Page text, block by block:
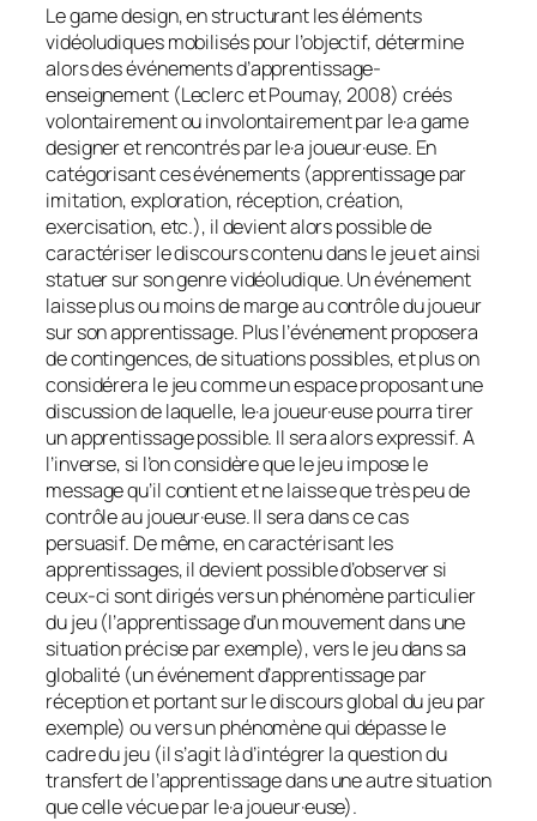
Legame design, en structurant les éléments
vidéoludiques mobilisés pour l’objectif, détermine
alors des événements d’apprentissage-
enseignement (Leclerc et Poumay, 2008) créés
volontairement ou involontairement par le·agame
designeret rencontrés par le·a joueur·euse. En
catégorisant ces événements (apprentissage par
imitation, exploration, réception, création,
exercisation, etc.), il devient alors possible de
caractériser le discours contenu dans le jeu et ainsi
statuer sur son genre vidéoludique. Un événement
laisse plus ou moins de marge au contrôle du joueur
sur son apprentissage. Plus l’événement proposera
de contingences, de situations possibles, et plus on
considérera le jeu comme un espace proposant une
discussion de laquelle, le·a joueur·euse pourra tirer
un apprentissage possible. Il sera alors expressif. A
l’inverse, si l’on considère que le jeu impose le
message qu’il contient et ne laisse que très peu de
contrôle au joueur·euse. Il sera dans ce cas
persuasif. De même, en caractérisant les
apprentissages, il devient possible d’observer si
ceux-ci sont dirigés vers un phénomène particulier
du jeu (l’apprentissage d’un mouvement dans une
situation précise par exemple), vers le jeu dans sa
globalité (un événement d’apprentissage par
réception et portant sur le discours global du jeu par
exemple) ou vers un phénomène qui dépasse le
cadre du jeu (il s’agit là d’intégrer la question du
transfert de l’apprentissage dans une autre situation
que celle vécue par le·a joueur·euse).